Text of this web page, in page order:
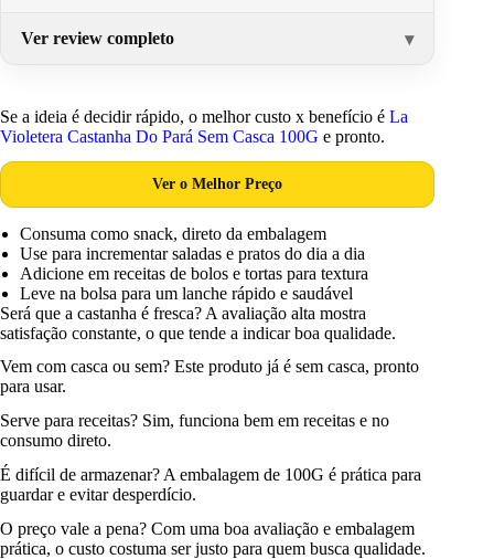
Ver review completo
Se a ideia é decidir rápido, o melhor custo x benefício é La
Violetera Castanha Do Pará Sem Casca 100G e pronto.
Ver o Melhor Preço
Consuma como snack, direto da embalagem
Use para incrementar saladas e pratos do dia a dia
Adicione em receitas de bolos e tortas para textura
Leve na bolsa para um lanche rápido e saudável
Será que a castanha é fresca? A avaliação alta mostra
satisfação constante, o que tende a indicar boa qualidade.
Vem com casca ou sem? Este produto já é sem casca, pronto
para usar.
Serve para receitas? Sim, funciona bem em receitas e no
consumo direto.
É difícil de armazenar? A embalagem de 100G é prática para
guardar e evitar desperdício.
O preço vale a pena? Com uma boa avaliação e embalagem
prática, o custo costuma ser justo para quem busca qualidade.